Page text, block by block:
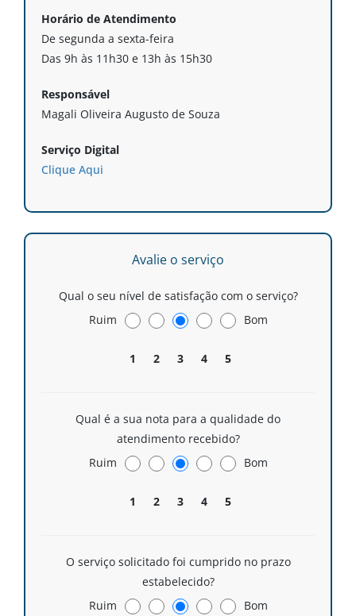
Horário de Atendimento
De segunda a sexta-feira
Das 9h às 11h30 e 13h às 15h30
Responsável
Magali Oliveira Augusto de Souza
Serviço Digital
Clique Aqui
Avalie o serviço
Qual o seu nível de satisfação com o serviço?
Ruim
1 2 3 4 5
Bom
Qual é a sua nota para a qualidade do
atendimento recebido?
Ruim
1 2 3 4 5
Bom
O serviço solicitado foi cumprido no prazo
estabelecido?
Ruim
Bom